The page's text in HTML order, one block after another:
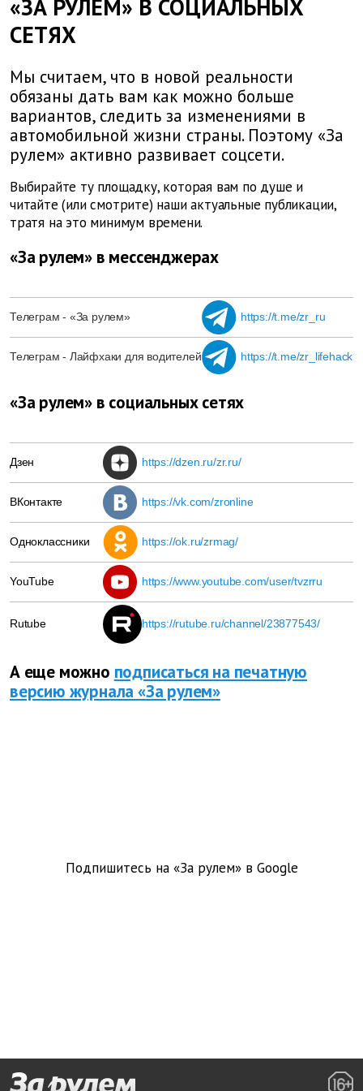
«ЗА РУЛЕМ» В СОЦИАЛЬНЫХ
СЕТЯХ
Мы считаем, что в новой реальности
обязаны дать вам как можно больше
вариантов, следить за изменениями в
автомобильной жизни страны. Поэтому «За
рулем» активно развивает соцсети.
Выбирайте ту площадку, которая вам по душе и
читайте (или смотрите) наши актуальные публикации,
тратя на это минимум времени.
«За рулем» в мессенджерах
Телеграм - «За рулем» https://t.me/zr_ru
Телеграм - Лайфхаки для водителей https://t.me/zr_lifehack
«За рулем» в социальных сетях
Дзен https://dzen.ru/zr.ru/
ВКонтакте https://vk.com/zronline
Одноклассники https://ok.ru/zrmag/
YouTube https://www.youtube.com/user/tvzrru
Rutube https://rutube.ru/channel/23877543/
А еще можно подписаться на печатную
версию журнала «За рулем»
Подпишитесь на «За рулем» в Google